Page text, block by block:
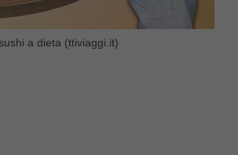
a dieta (ttiviaggi.it)